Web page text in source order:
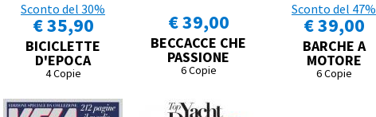
Sconto del 30%
€ 35,90
BICICLETTE
D'EPOCA
4 Copie
€ 39,00
BECCACCE CHE
PASSIONE
6 Copie
Sconto del 47%
€ 39,00
BARCHE A
MOTORE
6 Copie